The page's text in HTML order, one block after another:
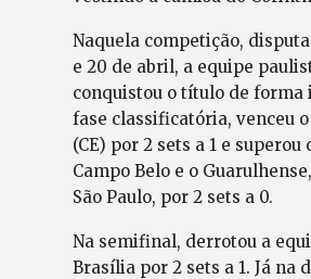
Naquela competição,
e 20 de abril, a equipe
conquistou o título de forma
fase classificatória, venceu
(CE) por 2 sets a 1 e superou
Campo Belo e o
São Paulo, por 2 sets a 0.
Na semifinal, derrotou a
Brasília por 2 sets a 1. Já na